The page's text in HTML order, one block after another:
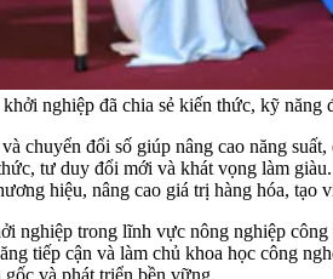
nghiệp đã chia sẻ kiến thức, kỹ
chuyển đổi số giúp nâng cao năng
tư duy đổi mới và khát vọng làm
hiệu, nâng cao giá trị hàng hóa, tạo
nghiệp trong lĩnh vực nông nghiệp
tiếp cận và làm chủ khoa học công